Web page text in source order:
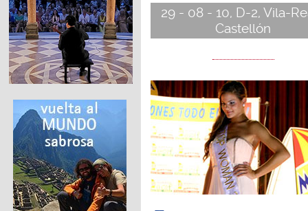
29 - 08 - 10, D-2, Vila-
Castellón